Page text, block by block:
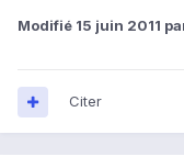
Modifié 15 juin 2011
Citer